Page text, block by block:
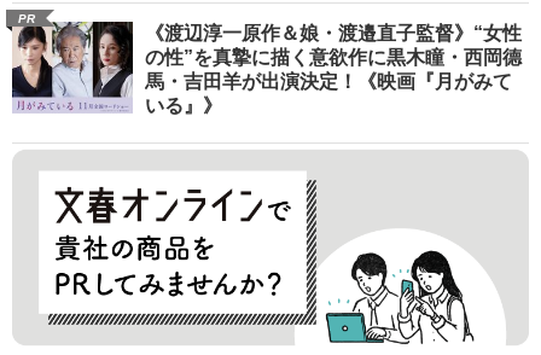
PR
《渡辺淳一原作＆娘・渡邉直子監督》“女性
の性”を真摯に描く意欲作に黒木瞳・西岡德
馬・吉田羊が出演決定！《映画『月がみて
いる』》